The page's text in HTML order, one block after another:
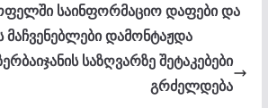
საინფორმაციო დაფები და
დამონტაჟდა
საზღვარზე შეტაკებები
გრძელდება